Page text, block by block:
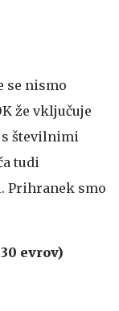
se nismo
že vključuje
številnimi
tudi
Prihranek smo
evrov)